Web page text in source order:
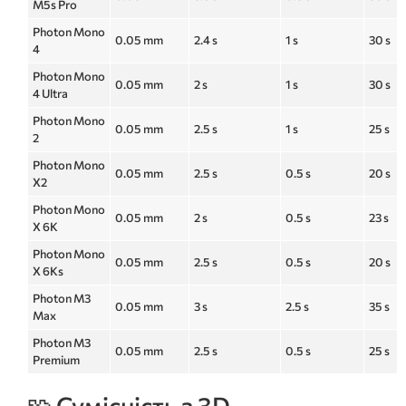
M5s Pro
Photon Mono
4
0.05 mm 2.4 s 1 s 30 s
Photon Mono
4 Ultra
0.05 mm 2 s 1 s 30 s
Photon Mono
2
0.05 mm 2.5 s 1 s 25 s
Photon Mono
X2
0.05 mm 2.5 s 0.5 s 20 s
Photon Mono
X 6K
0.05 mm 2 s 0.5 s 23 s
Photon Mono
X 6Ks
0.05 mm 2.5 s 0.5 s 20 s
Photon M3
Max
0.05 mm 3 s 2.5 s 35 s
Photon M3
Premium
0.05 mm 2.5 s 0.5 s 25 s